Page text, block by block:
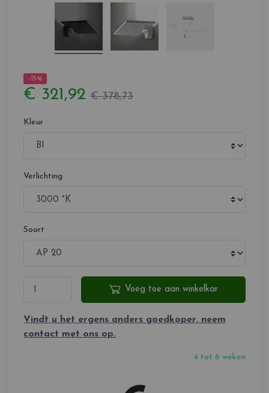
-15%
€ 321,92 € 378,73
Kleur
Verlichting
Soort
Voeg toe aan winkelkar
Vindt u het ergens anders goedkoper, neem
contact met ons op.
4 tot 6 weken